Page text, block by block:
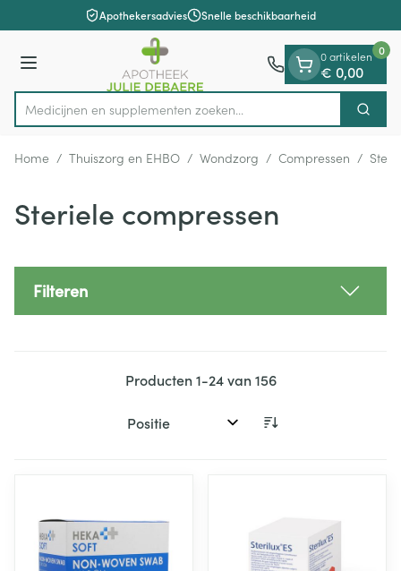
Ga naar de inhoudApothekersadvies Snelle beschikbaarheid
Menu
Product, merk, categorie...
Medicijnen en supplementen zo Zoek
0 artikelen
€ 0,00
0
Home / Thuiszorg en EHBO / Wondzorg / Compressen /
Steriele compressen
Filteren
Producten1-24van156
Sorteer op: